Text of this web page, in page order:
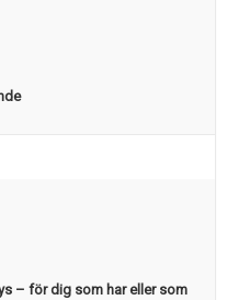
– för dig som har eller som